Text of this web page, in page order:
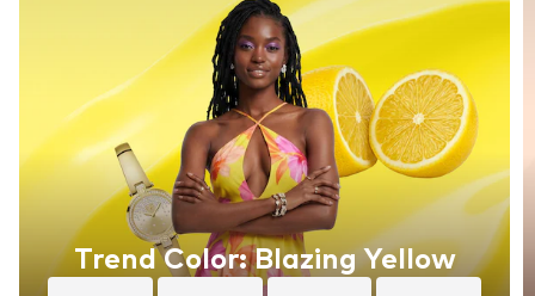
Trend Color: Blazing Yellow